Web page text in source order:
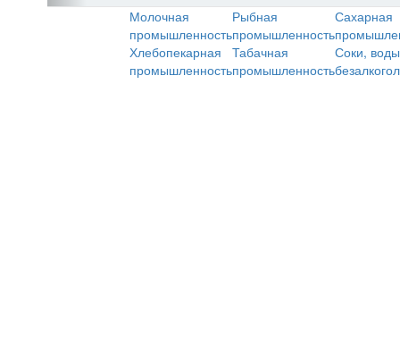
Молочная
промышленность
Рыбная
промышленность
Сахарная
Хлебопекарная
промышленность
Табачная
промышленность
Соки,